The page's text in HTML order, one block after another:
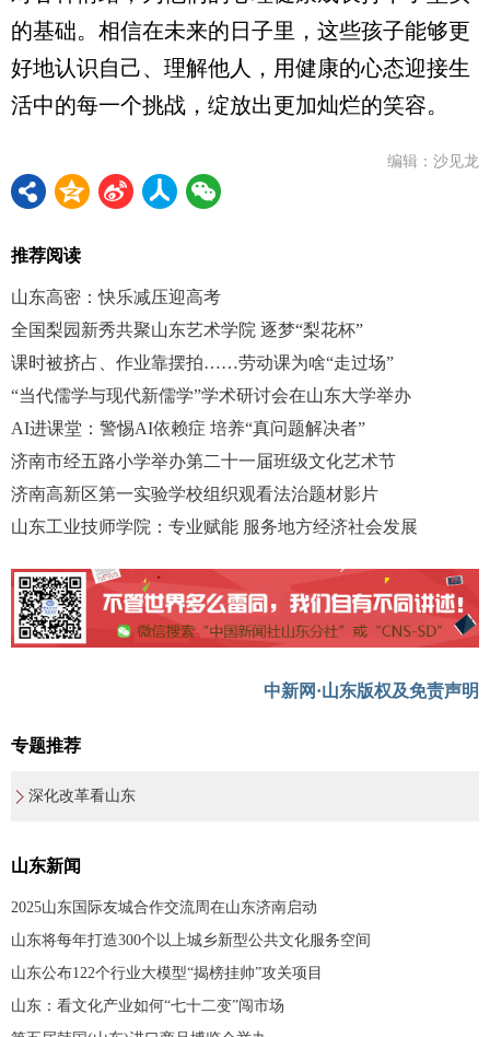
的基础。相信在未来的日子里，这些孩子能够更
好地认识自己、理解他人，用健康的心态迎接生
活中的每一个挑战，绽放出更加灿烂的笑容。
编辑：沙见龙
推荐阅读
山东高密：快乐减压迎高考
全国梨园新秀共聚山东艺术学院 逐梦“梨花杯”
课时被挤占、作业靠摆拍……劳动课为啥“走过场”
“当代儒学与现代新儒学”学术研讨会在山东大学举办
AI进课堂：警惕AI依赖症 培养“真问题解决者”
济南市经五路小学举办第二十一届班级文化艺术节
济南高新区第一实验学校组织观看法治题材影片
山东工业技师学院：专业赋能 服务地方经济社会发展
中新网·山东版权及免责声明
专题推荐
深化改革看山东
山东新闻
2025山东国际友城合作交流周在山东济南启动
山东将每年打造300个以上城乡新型公共文化服务空间
山东公布122个行业大模型“揭榜挂帅”攻关项目
山东：看文化产业如何“七十二变”闯市场